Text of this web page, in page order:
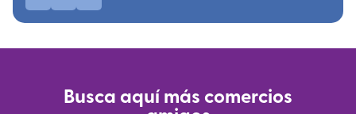
Busca aquí más comercios